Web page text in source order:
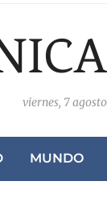
viernes, 7
MUNDO